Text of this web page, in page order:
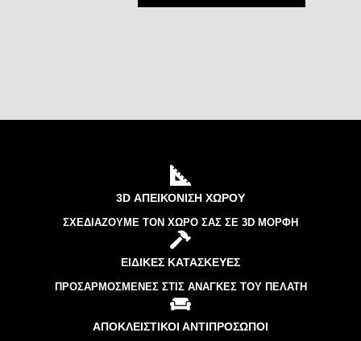
3D ΑΠΕΙΚΌΝΙΣΗ ΧΏΡΟΥ
ΣΧΕΔΙΆΖΟΥΜΕ ΤΟΝ ΧΏΡΟ ΣΑΣ ΣΕ 3D ΜΟΡΦΉ
ΕΙΔΙΚΈΣ ΚΑΤΑΣΚΕΥΈΣ
ΠΡΟΣΑΡΜΟΣΜΈΝΕΣ ΣΤΙΣ ΑΝΆΓΚΕΣ ΤΟΥ ΠΕΛΆΤΗ
ΑΠΟΚΛΕΙΣΤΙΚΟΊ ΑΝΤΙΠΡΌΣΩΠΟΙ